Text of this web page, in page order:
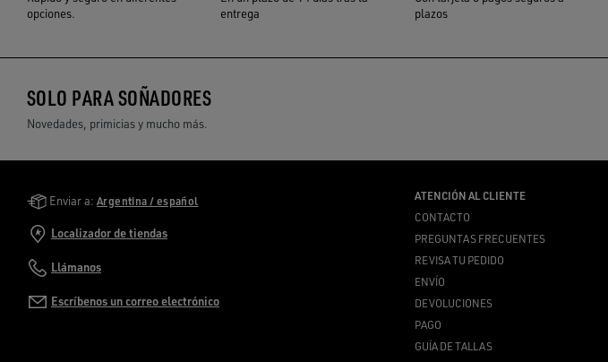
opciones.
entrega
plazos
SOLO PARA SOÑADORES
Novedades, primicias y mucho más.
Golden Goose Services
Enviar a: Argentina / español
Localizador de tiendas
Llámanos
Escríbenos un correo electrónico
ATENCIÓN AL CLIENTE
CONTACTO
PREGUNTAS FRECUENTES
REVISA TU PEDIDO
ENVÍO
DEVOLUCIONES
PAGO
GUÍA DE TALLAS